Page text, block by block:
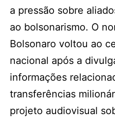
a pressão sobre
ao bolsonarismo. O
Bolsonaro voltou ao
nacional após a
informações
transferências
projeto audiovisual